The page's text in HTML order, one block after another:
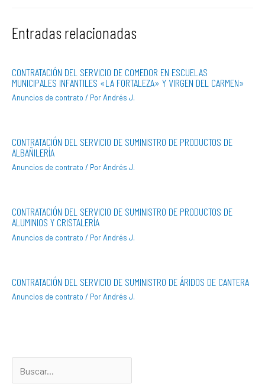
Entradas relacionadas
CONTRATACIÓN DEL SERVICIO DE COMEDOR EN ESCUELAS
MUNICIPALES INFANTILES «LA FORTALEZA» Y VIRGEN DEL CARMEN»
Anuncios de contrato / PorAndrés J.
CONTRATACIÓN DEL SERVICIO DE SUMINISTRO DE PRODUCTOS DE
ALBAÑILERÍA
Anuncios de contrato / PorAndrés J.
CONTRATACIÓN DEL SERVICIO DE SUMINISTRO DE PRODUCTOS DE
ALUMINIOS Y CRISTALERÍA
Anuncios de contrato / PorAndrés J.
CONTRATACIÓN DEL SERVICIO DE SUMINISTRO DE ÁRIDOS DE CANTERA
Anuncios de contrato / PorAndrés J.